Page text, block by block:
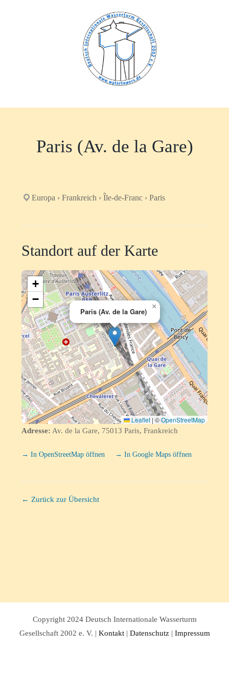
Paris (Av. de la Gare)
Europa › Frankreich › Île-de-Franc › Paris
Standort auf der Karte
Paris (Av. de la Gare)
×
+
−
Leaflet | ©OpenStreetMap
Adresse: Av. de la Gare, 75013 Paris, Frankreich
→ In OpenStreetMap öffnen → In Google Maps öffnen
← Zurück zur Übersicht
Copyright 2024 Deutsch Internationale Wasserturm
Gesellschaft 2002 e. V. | Kontakt| Datenschutz| Impressum